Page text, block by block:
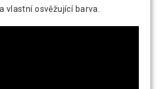
vlastní osvěžující barva.